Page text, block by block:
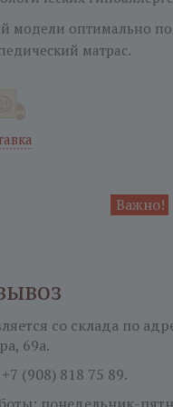
модели оптимально
матрас.
Важно!
со склада по
69а.
+7 (908) 818 75 89.